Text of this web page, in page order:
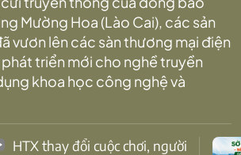
Mường Hoa (Lào Cai), các sản
vươn lên các sàn thương mại điện
triển mới cho nghề truyền
khoa học công nghệ và